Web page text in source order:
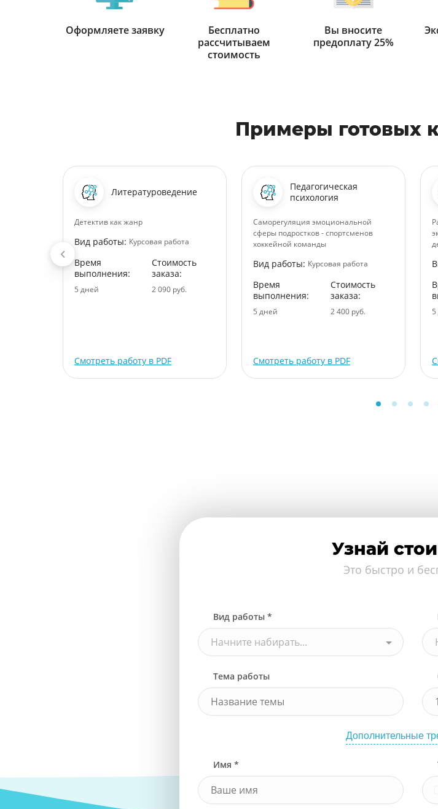
Оформляете заявку
Бесплатно
рассчитываем
стоимость
Вы вносите
предоплату 25%
Примеры готовых
Литературоведение
Детектив как жанр
Вид работы: Курсовая работа
Время
выполнения:
5 дней
Стоимость
заказа:
2 090 руб.
Смотреть работу в PDF
Педагогическая
психология
Саморегуляция эмоциональной
сферы подростков - спортсменов
хоккейной команды
Вид работы: Курсовая работа
Время
выполнения:
5 дней
Стоимость
заказа:
2 400 руб.
Смотреть работу в PDF
Узнай
Это быстро и
Вид работы *
Начните набирать...
Тема работы
Дополнительные
Имя *